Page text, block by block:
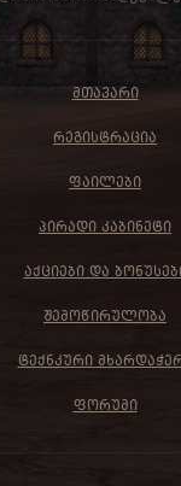
ᲛᲗᲐᲕᲐᲠᲘ
ᲠᲔᲒᲘᲡᲢᲠᲐᲪᲘᲐ
ᲤᲐᲘᲚᲔᲑᲘ
ᲞᲘᲠᲐᲓᲘ ᲙᲐᲑᲘᲜᲔᲢᲘ
ᲐᲥᲪᲘᲔᲑᲘ ᲓᲐ
ᲨᲔᲛᲝᲬᲘᲠᲣᲚᲝᲑᲐ
ᲢᲔᲥᲜᲙᲣᲠᲘ
ᲤᲝᲠᲣᲛᲘ